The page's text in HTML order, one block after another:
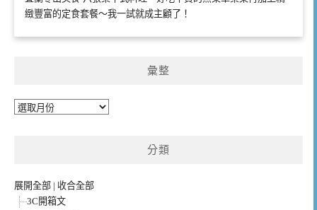
緻豐富的定食套餐～我一試就成主顧了！
彙整
彙
分類
展開全部 | 收合全部
3C開箱文